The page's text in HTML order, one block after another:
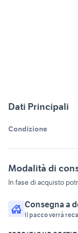
Dati Principali
Condizione
Modalità di
In fase di acquisto
Consegna a
Il pacco verrà